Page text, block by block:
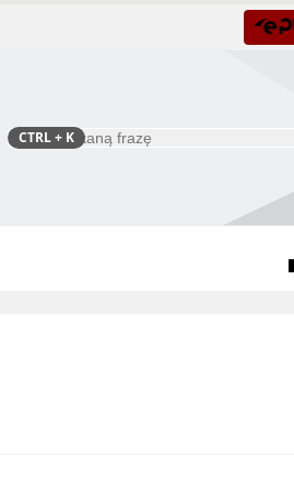
Szukaj
CTRL+ K